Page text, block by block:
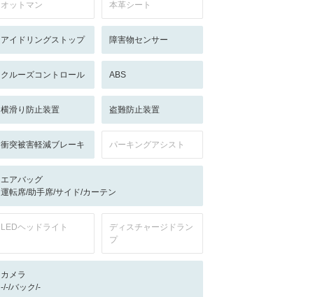
オットマン 本革シート
アイドリングストップ 障害物センサー
クルーズコントロール ABS
横滑り防止装置 盗難防止装置
衝突被害軽減ブレーキ パーキングアシスト
エアバッグ
運転席/助手席/サイド/カーテン
LEDヘッドライト
ディスチャージドラン
プ
カメラ
-/-/バック/-